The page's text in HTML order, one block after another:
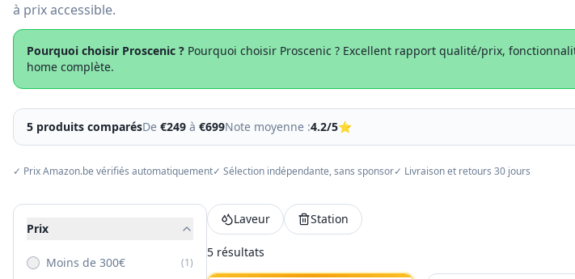
à prix accessible.
Pourquoi choisir Proscenic ? Pourquoi choisir Proscenic ? Excellent rapport qualité/prix,
home complète.
5 produits comparésDe €249 à €699Note moyenne :4.2/5⭐
✓ Prix Amazon.be vérifiés automatiquement✓ Sélection indépendante, sans sponsor✓ Livraison et retours 30 jours
Prix
Moins de 300€ (1)
Laveur Station
5 résultats